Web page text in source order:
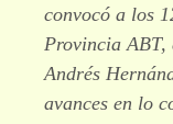
convocó a los
Provincia
Andrés
avances en lo